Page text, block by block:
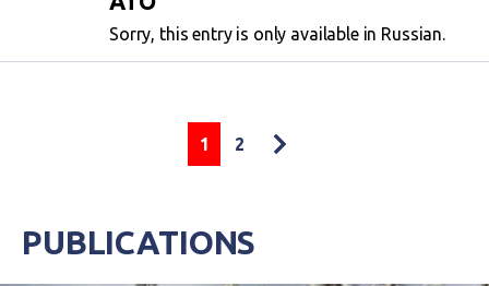
Sorry, this entry is only available in Russian.
1 2
PUBLICATIONS